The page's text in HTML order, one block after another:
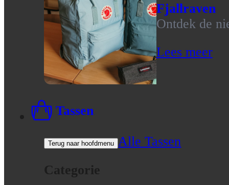
Fjallraven
Ontdek de
Lees meer
Tassen
Terug naar hoofdmenu Alle Tassen
Categorie